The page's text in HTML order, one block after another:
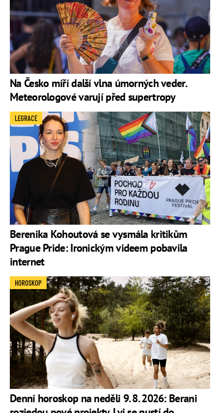
Na Česko míří další vlna úmorných veder.
Meteorologové varují před supertropy
Berenika Kohoutová se vysmála kritikům
Prague Pride: Ironickým videem pobavila
internet
LEGRACE
Denní horoskop na neděli 9. 8. 2026: Berani
HOROSKOP